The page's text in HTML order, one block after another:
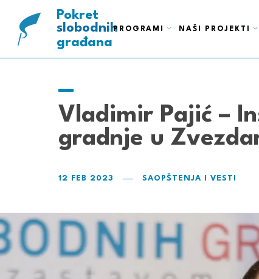
Pokret
pametnih
slobodnih
građana
PROGRAMI NAŠI PROJEKTI
Vladimir Pajić –
gradnje u
12 FEB 2023 SAOPŠTENJA I VESTI